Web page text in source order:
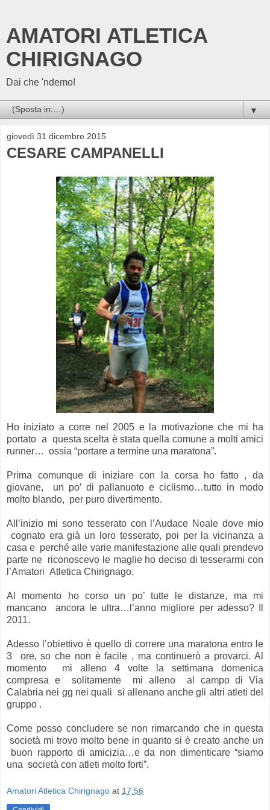
AMATORI ATLETICA
CHIRIGNAGO
Dai che 'ndemo!
▼
giovedì 31 dicembre 2015
CESARE CAMPANELLI
Ho iniziato a corre nel 2005 e la motivazione che mi ha
portato a questa scelta è stata quella comune a molti amici
runner… ossia “portare a termine una maratona”.
Prima comunque di iniziare con la corsa ho fatto , da
giovane, un po’ di pallanuoto e ciclismo…tutto in modo
molto blando, per puro divertimento.
All’inizio mi sono tesserato con l’Audace Noale dove mio
cognato era già un loro tesserato, poi per la vicinanza a
casa e perché alle varie manifestazione alle quali prendevo
parte ne riconoscevo le maglie ho deciso di tesserarmi con
l’Amatori Atletica Chirignago.
Al momento ho corso un po’ tutte le distanze, ma mi
mancano ancora le ultra…l’anno migliore per adesso? Il
2011.
Adesso l’obiettivo è quello di correre una maratona entro le
3 ore, so che non è facile , ma continuerò a provarci. Al
momento mi alleno 4 volte la settimana domenica
compresa e solitamente mi alleno al campo di Via
Calabria nei gg nei quali si allenano anche gli altri atleti del
gruppo .
Come posso concludere se non rimarcando che in questa
società mi trovo molto bene in quanto si è creato anche un
buon rapporto di amicizia…e da non dimenticare “siamo
una società con atleti molto forti”.
Amatori Atletica Chirignago at 17:56